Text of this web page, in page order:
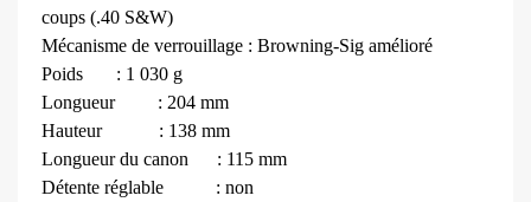
coups (.40 S&W)
Mécanisme de verrouillage : Browning-Sig amélioré
Poids
: 1 030 g
Longueur
: 204 mm
Hauteur
: 138 mm
Longueur du canon
: 115 mm
Détente réglable
: non